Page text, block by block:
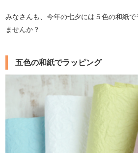
みなさんも、今年の七夕には５色の和紙
ませんか？
五色の和紙でラッピング